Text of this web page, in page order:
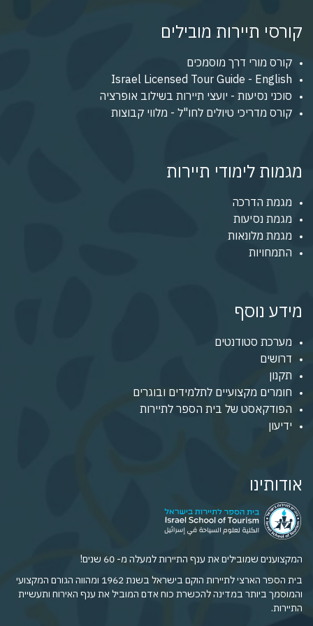
קורסי תיירות מובילים
קורס מורי דרך מוסמכים
Israel Licensed Tour Guide - English
סוכני נסיעות - יועצי תיירות בשילוב אופרציה
קורס מדריכי טיולים לחו"ל - מלווי קבוצות
מגמות לימודי תיירות
מגמת הדרכה
מגמת נסיעות
מגמת מלונאות
התמחויות
מידע נוסף
מערכת סטודנטים
דרושים
תקנון
חומרים מקצועיים לתלמידים ובוגרים
הפודקאסט של בית הספר לתיירות
ידיעון
אודותינו
המקצוענים שמובילים את ענף התיירות למעלה מ- 60 שנים!
בית הספר הארצי לתיירות הוקם בישראל בשנת 1962 ומהווה הגורם המקצועי
והמוסמך ביותר במדינה להכשרת כוח אדם המוביל את ענף האירוח ותעשיית
התיירות.